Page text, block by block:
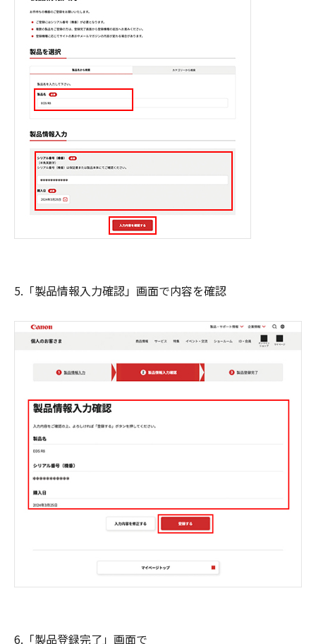
5.「製品情報入力確認」画面で内容を確認
6.「製品登録完了」画面で